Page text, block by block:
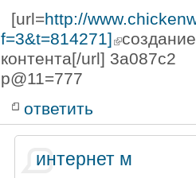
[url=http://
f=3&t=814271]
контента[/url] 3a087c2
p@11=777
ответить
интернет м